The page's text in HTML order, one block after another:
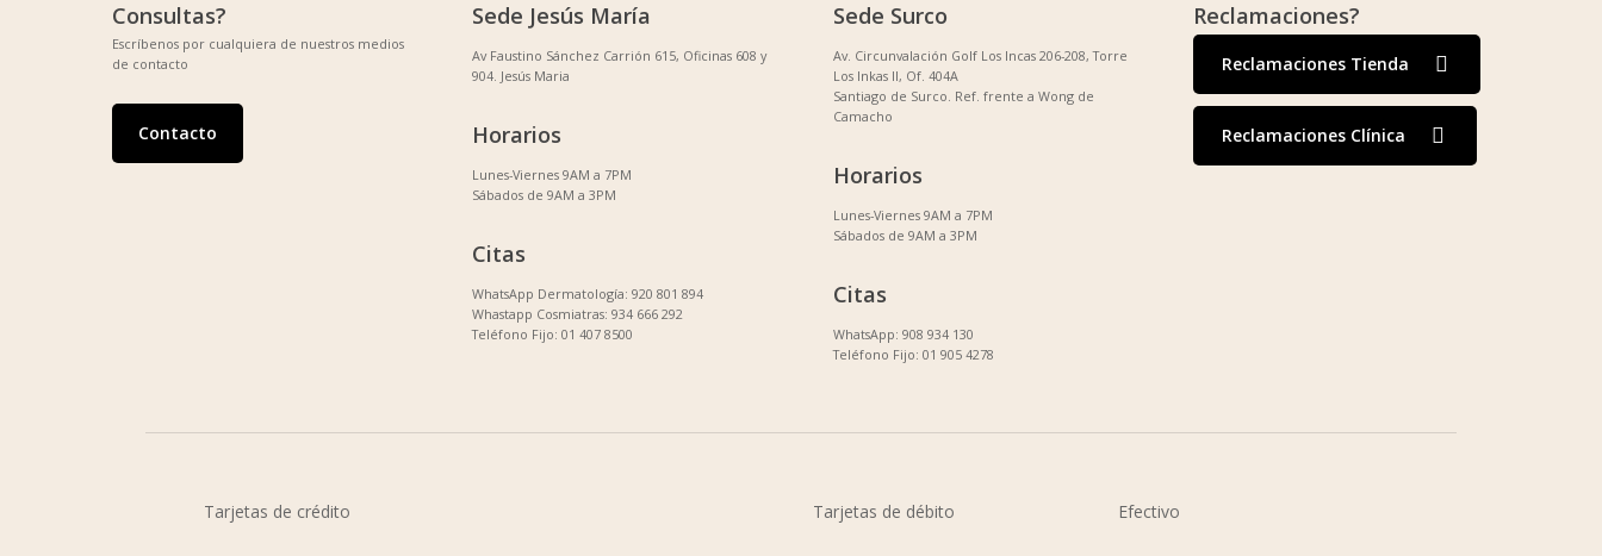
Consultas?
Escríbenos por cualquiera de nuestros medios
de contacto
Contacto
Sede Jesús María
Av Faustino Sánchez Carrión 615, Oficinas 608 y
904. Jesús Maria
Horarios
Lunes-Viernes 9AM a 7PM
Sábados de 9AM a 3PM
Citas
WhatsApp Dermatología: 920 801 894
Whastapp Cosmiatras: 934 666 292
Teléfono Fijo: 01 407 8500
Sede Surco
Av. Circunvalación Golf Los Incas 206-208, Torre
Los Inkas II, Of. 404A
Santiago de Surco. Ref. frente a Wong de
Camacho
Horarios
Lunes-Viernes 9AM a 7PM
Sábados de 9AM a 3PM
Citas
WhatsApp: 908 934 130
Teléfono Fijo: 01 905 4278
Reclamaciones?
Reclamaciones Tienda
Reclamaciones Clínica
Tarjetas de crédito Tarjetas de débito Efectivo